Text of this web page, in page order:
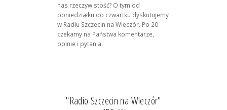
nas rzeczywistość? O tym od
poniedziałku do czwartku dyskutujemy
w Radiu Szczecin na Wieczór. Po 20
czekamy na Państwa komentarze,
opinie i pytania.
"Radio Szczecin na Wieczór"